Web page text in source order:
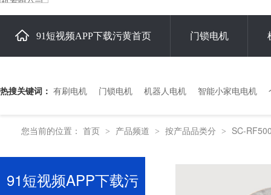
91短视频APP下载污黄首页 门锁电机
热搜关键词： 有刷电机 门锁电机 机器人电机 智能小家电电机
您当前的位置： 首页 > 产品频道 > 按产品品类分 > SC-
91短视频APP下载污